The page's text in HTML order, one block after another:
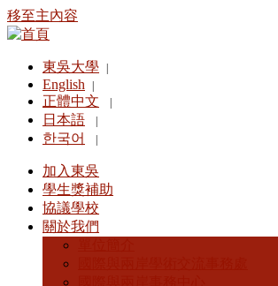
移至主內容
東吳大學
English
正體中文
日本語
한국어
加入東吳
學生獎補助
協議學校
關於我們